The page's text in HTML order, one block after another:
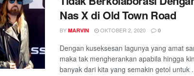
Nas X di Old Town Road
BY MARVIN OKTOBER 2, 2020 0
Dengan kuseksesan lagunya yang amat
maka tak mengherankan apabila hingga
banyak dari kita yang semakin getol untuk